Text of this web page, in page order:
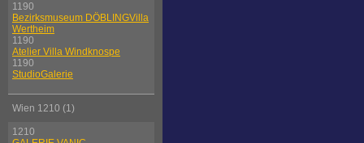
1190
Bezirksmuseum DÖBLINGVilla
Wertheim
1190
Atelier Villa Windknospe
1190
StudioGalerie
Wien 1210 (1)
1210